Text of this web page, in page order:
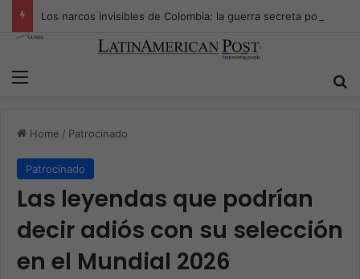
Menu
Home / Patrocinado
Patrocinado
Las leyendas que podrían
decir adiós con su selección
en el Mundial 2026